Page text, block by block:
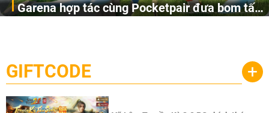
Garena hợp tác cùng Pocketpair đưa bom tấn
cầu, theo giấy phép chính thức từ công ty game Nhật Bản
Pocketpair, Inc.
GIFTCODE +